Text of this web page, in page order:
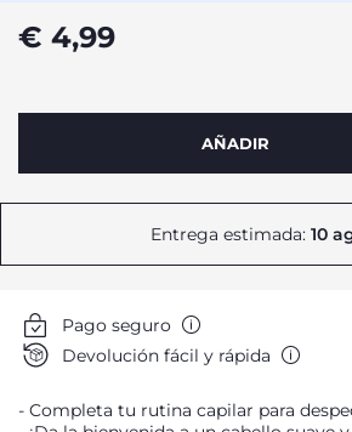
€ 4,99
AÑADIR
Entrega estimada: 10
Pago seguro
Devolución fácil y rápida
Completa tu rutina capilar para